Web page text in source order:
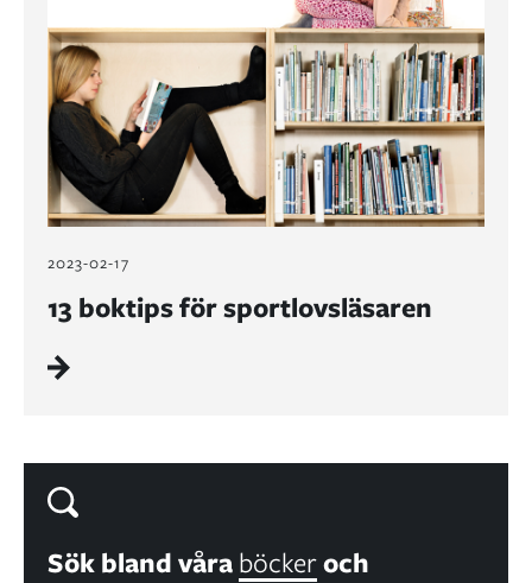
2023-02-17
13 boktips för sportlovsläsaren
Sök bland våraböckeroch